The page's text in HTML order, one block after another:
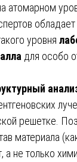
атомарном
уровня
для особо
решетке.
материала
а не только